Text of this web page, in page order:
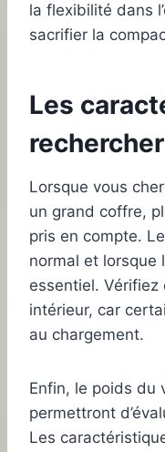
la flexibilité dans
sacrifier la
Les
rechercher
Lorsque vous
un grand coffre,
pris en compte. Le
normal et lorsque
essentiel. Vérifiez
intérieur, car
au chargement.
Enfin, le poids du
permettront
Les